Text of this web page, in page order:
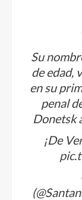
Su
de edad,
en su
penal
Donetsk
¡De